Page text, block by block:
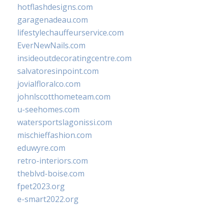
hotflashdesigns.com
garagenadeau.com
lifestylechauffeurservice.com
EverNewNails.com
insideoutdecoratingcentre.com
salvatoresinpoint.com
jovialfloralco.com
johnlscotthometeam.com
u-seehomes.com
watersportslagonissi.com
mischieffashion.com
eduwyre.com
retro-interiors.com
theblvd-boise.com
fpet2023.org
e-smart2022.org